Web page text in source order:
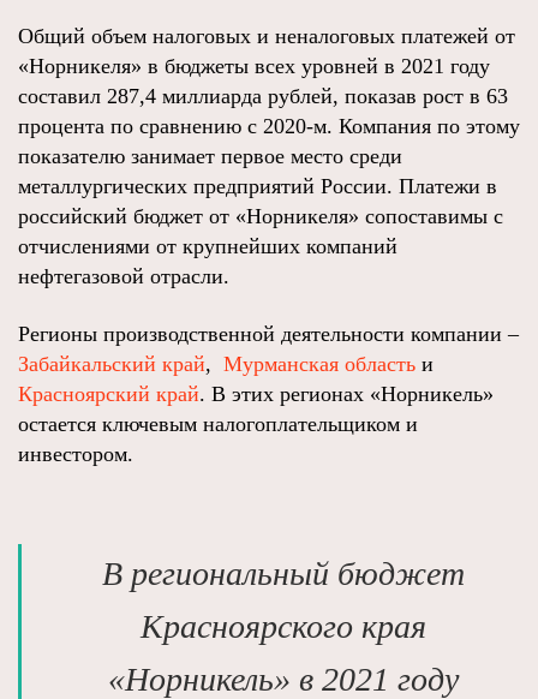
Общий объем налоговых и неналоговых платежей от
«Норникеля» в бюджеты всех уровней в 2021 году
составил 287,4 миллиарда рублей, показав рост в 63
процента по сравнению с 2020-м. Компания по этому
показателю занимает первое место среди
металлургических предприятий России. Платежи в
российский бюджет от «Норникеля» сопоставимы с
отчислениями от крупнейших компаний
нефтегазовой отрасли.
Регионы производственной деятельности компании –
Забайкальский край, Мурманская область и
Красноярский край. В этих регионах «Норникель»
остается ключевым налогоплательщиком и
инвестором.
В региональный бюджет
Красноярского края
«Норникель» в 2021 году